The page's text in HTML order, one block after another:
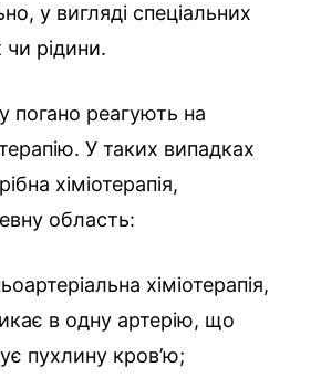
у вигляді спеціальних
чи рідини.
погано реагують на
У таких випадках
хіміотерапія,
область:
хіміотерапія,
в одну артерію, що
пухлину кров’ю;